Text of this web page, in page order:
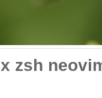
zsh